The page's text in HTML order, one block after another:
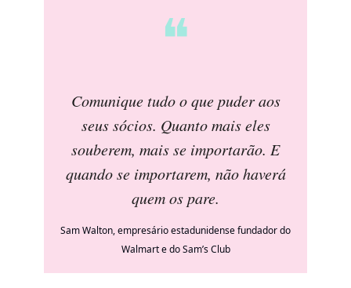
❝
Comunique tudo o que puder aos
seus sócios. Quanto mais eles
souberem, mais se importarão. E
quando se importarem, não haverá
quem os pare.
Sam Walton, empresário estadunidense fundador do
Walmart e do Sam’s Club